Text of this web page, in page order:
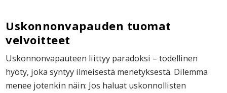
Uskonnonvapauden tuomat
velvoitteet
Uskonnonvapauteen liittyy paradoksi – todellinen
hyöty, joka syntyy ilmeisestä menetyksestä. Dilemma
menee jotenkin näin: Jos haluat uskonnollisten